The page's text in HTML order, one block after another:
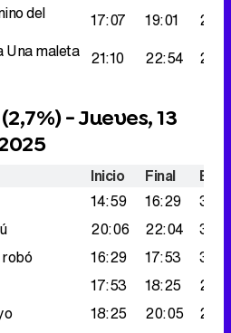
del 17:07 19:01
Una maleta 21:10 22:54
2,7%) - Jueves, 13
Inicio Final
14:59 16:29
20:06 22:04
robó
16:29 17:53
17:53 18:25
18:25 20:05